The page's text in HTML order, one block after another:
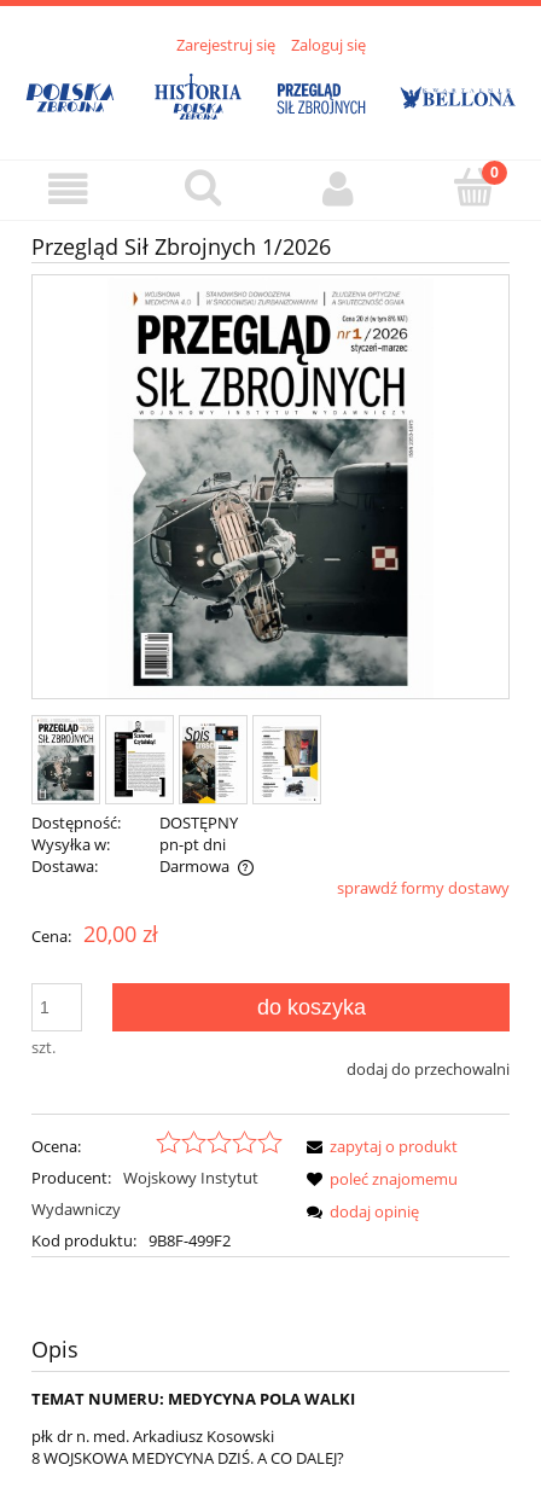
Zarejestruj się Zaloguj się
Przegląd Sił Zbrojnych 1/2026
Dostępność:
DOSTĘPNY
Wysyłka w:
pn-pt dni
Dostawa:
Darmowa
Cena nie zawiera ewentualnych kosztów płatnościsprawdź formy dostawy
Cena: 20,00 zł
szt.
do koszyka
dodaj do przechowalni
Ocena:
Producent: Wojskowy Instytut
Wydawniczy
Kod produktu: 9B8F-499F2
zapytaj o produkt
poleć znajomemu
dodaj opinię
Opis
TEMAT NUMERU: MEDYCYNA POLA WALKI
płk dr n. med. Arkadiusz Kosowski
8 WOJSKOWA MEDYCYNA DZIŚ. A CO DALEJ?